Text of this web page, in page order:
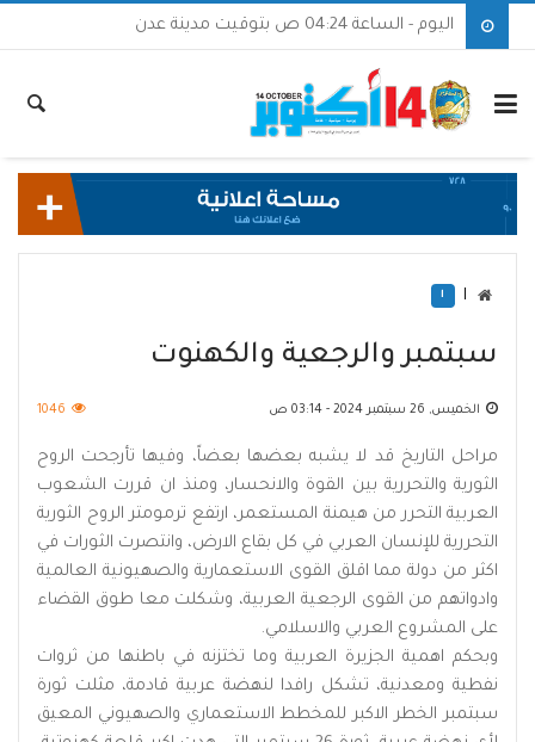
اليوم - الساعة 04:24 ص بتوقيت مدينة عدن
ا
سبتمبر والرجعية والكهنوت
الخميس, 26 سبتمبر 2024 - 03:14 ص 1046
مراحل التاريخ قد لا يشبه بعضها بعضاً، وفيها تأرجحت الروح
الثورية والتحررية بين القوة والانحسار، ومنذ ان قررت الشعوب
العربية التحرر من هيمنة المستعمر، ارتفع ترمومتر الروح الثورية
التحررية للإنسان العربي في كل بقاع الارض، وانتصرت الثورات في
اكثر من دولة مما اقلق القوى الاستعمارية والصهيونية العالمية
وادواتهم من القوى الرجعية العربية، وشكلت معا طوق القضاء
على المشروع العربي والاسلامي.
وبحكم اهمية الجزيرة العربية وما تختزنه في باطنها من ثروات
نفطية ومعدنية، تشكل رافدا لنهضة عربية قادمة، مثلت ثورة
سبتمبر الخطر الاكبر للمخطط الاستعماري والصهيوني المعيق